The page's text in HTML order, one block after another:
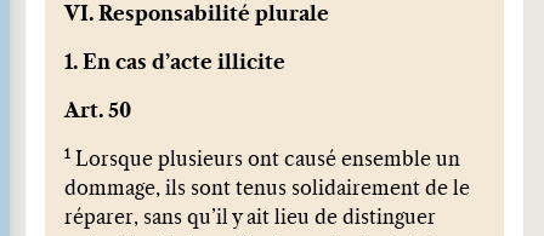
VI. Responsabilité plurale
1. En cas d’acte illicite
Art. 50
1
Lorsque plusieurs ont causé ensemble un
dommage, ils sont tenus solidairement de le
réparer, sans qu’il y ait lieu de distinguer